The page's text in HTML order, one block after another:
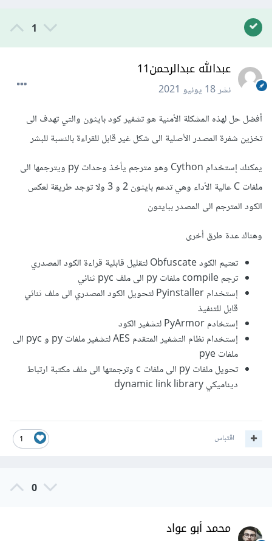
1
عبدالله عبدالرحمن11
نشر18 يونيو 2021
أفضل حل لهذه المشكلة الأمنية هو تشفير كود بايثون والتي تهدف الى
تخزين شفرة المصدر الأصلية الى شكل غير قابل للقراءة بالنسبة للبشر
يمكنك إستخدام Cython وهو مترجم يأخذ وحدات py ويترجمها الى
ملفات C عالية الأداء وهي تدعم بايثون 2 و 3 ولا توجد طريقة لعكس
الكود المترجم الى المصدر ببايثون
وهناك عدة طرق أخرى
تعتيم الكود Obfuscate لتقليل قابلية قراءة الكود المصدري
ترجم compile ملفات py الى ملف pyc ثنائي
إستخدام Pyinstaller لتحويل الكود المصدري الى ملف ثنائي
قابل للتنفيذ
إستخادم PyArmor لتشفير الكود
إستخدام نظام التشفير المتقدم AES لتشفير ملفات py و pyc الى
ملفات pye
تحويل ملفات py الى ملفات c وترجمتها الى ملف مكتبة ارتباط
ديناميكي dynamic link library
1 اقتباس
0
محمد أبو عواد